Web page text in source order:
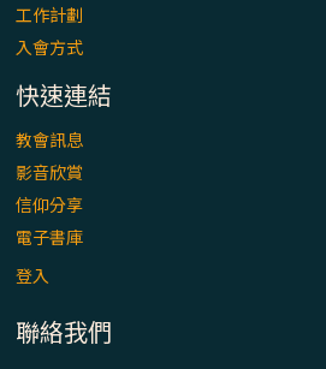
工作計劃
入會方式
快速連結
教會訊息
影音欣賞
信仰分享
電子書庫
登入
聯絡我們